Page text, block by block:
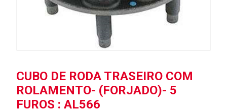
CUBO DE RODA TRASEIRO COM
ROLAMENTO- (FORJADO)- 5
FUROS : AL566